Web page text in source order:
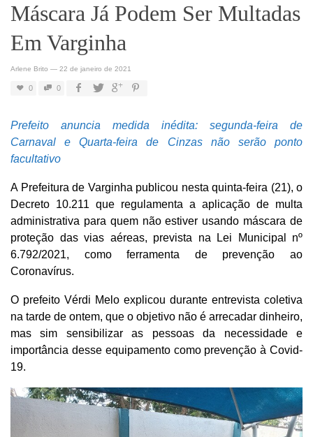
Máscara Já Podem Ser Multadas
Em Varginha
Arlene Brito — 22 de janeiro de 2021
0 0
Prefeito anuncia medida inédita: segunda-feira de
Carnaval e Quarta-feira de Cinzas não serão ponto
facultativo
A Prefeitura de Varginha publicou nesta quinta-feira (21), o
Decreto 10.211 que regulamenta a aplicação de multa
administrativa para quem não estiver usando máscara de
proteção das vias aéreas, prevista na Lei Municipal nº
6.792/2021, como ferramenta de prevenção ao
Coronavírus.
O prefeito Vérdi Melo explicou durante entrevista coletiva
na tarde de ontem, que o objetivo não é arrecadar dinheiro,
mas sim sensibilizar as pessoas da necessidade e
importância desse equipamento como prevenção à Covid-
19.